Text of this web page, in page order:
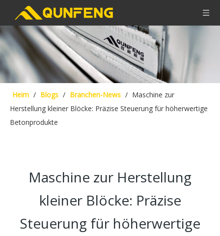
Heim / Blogs / Branchen-News / Maschine zur
Herstellung kleiner Blöcke: Präzise Steuerung für höherwertige
Betonprodukte
Maschine zur Herstellung
kleiner Blöcke: Präzise
Steuerung für höherwertige